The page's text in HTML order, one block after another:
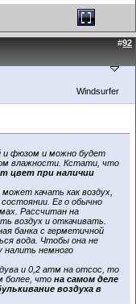
#92
Windsurfer
и фюзом и можно будет
влажности. Кстати, что
цвет при наличии
качать как воздух,
Ег о обычно
Рассчитан на
воздух и откачивать.
банка с герметичной
вода. Чтобы она не
налить немного
и 0,2 атм на отсос, то
более, что на самом деле
воздуха в